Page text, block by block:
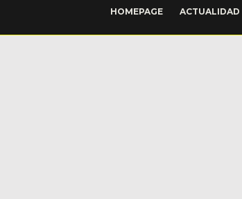
HOMEPAGE ACTUALIDAD